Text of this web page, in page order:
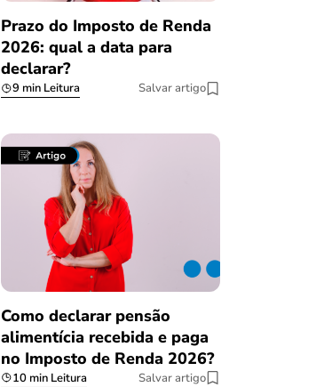
Prazo do Imposto de Renda
2026: qual a data para
declarar?
9 min Leitura Salvar artigo
Como declarar pensão
alimentícia recebida e paga
no Imposto de Renda 2026?
10 min Leitura Salvar artigo